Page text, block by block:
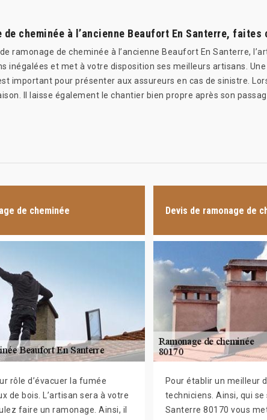
de cheminée à l’ancienne Beaufort En Santerre, faites
ramonage de cheminée à l’ancienne Beaufort En Santerre,
inégalées et met à votre disposition ses meilleurs artisans.
important pour présenter aux assureurs en cas de sinistre.
Il laisse également le chantier bien propre après son
de cheminée
rôle d’évacuer la fumée
de bois. L’artisan sera à votre
faire un ramonage. Ainsi, il
Devis de ramonage de
Pour établir un meilleur
techniciens. Ainsi, qui
Santerre 80170 vous